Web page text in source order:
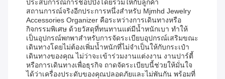
ประสบการณ์การช็อปปิ้งโดยรวมให้กับลูกค้า
สถานการณ์จริงอีกประการหนึ่งสำหรับ Mjmhd Jewelry
Accessories Organizer คือระหว่างการเดินทางหรือ
กิจกรรมพิเศษ ด้วยวัสดุที่ทนทานแต่มีน้ำหนักเบา ทำให้
เป็นอุปกรณ์พกพาสำหรับการจัดระเบียบอุปกรณ์เสริมขณะ
เดินทางโดยไม่ต้องเพิ่มน้ำหนักที่ไม่จำเป็นให้กับกระเป๋า
เดินทางของคุณ ไม่ว่าจะเข้าร่วมงานแต่งงาน งานปาร์ตี้
หรือการเดินทางเพื่อธุรกิจ ถาดจัดระเบียบนี้ช่วยให้มั่นใจ
ได้ว่าเครื่องประดับของคุณปลอดภัยและไม่พันกัน พร้อมที่